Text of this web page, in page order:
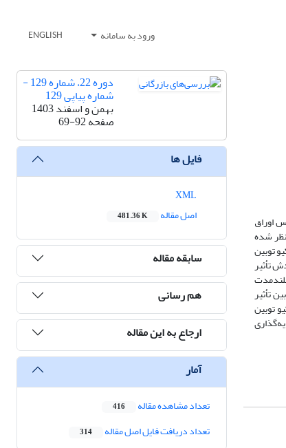
ورود به سامانه ENGLISH
اوراق
شده
توبین
تأثیر
تأثیر
توبین
گذاری
دوره 22، شماره 129 -
شماره پیاپی 129
بهمن و اسفند 1403
صفحه69-92
فایل ها
اصل مقاله
481.36 K
سابقه مقاله
هم رسانی
ارجاع به این مقاله
آمار
تعداد مشاهده مقاله 416
تعداد دریافت فایل اصل مقاله 314